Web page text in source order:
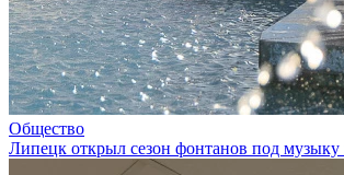
Общество
Липецк открыл сезон фонтанов под музыку